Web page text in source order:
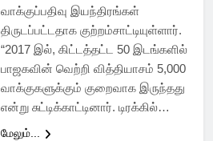
வாக்குப்பதிவு இயந்திரங்கள்
திருடப்பட்டதாக குற்றம்சாட்டியுள்ளார்.
“2017 இல், கிட்டத்தட்ட 50 இடங்களில்
பாஜகவின் வெற்றி வித்தியாசம் 5,000
வாக்குகளுக்கும் குறைவாக இருந்தது
என்று சுட்டிக்காட்டினார். டிரக்கில்…
மேலும்...